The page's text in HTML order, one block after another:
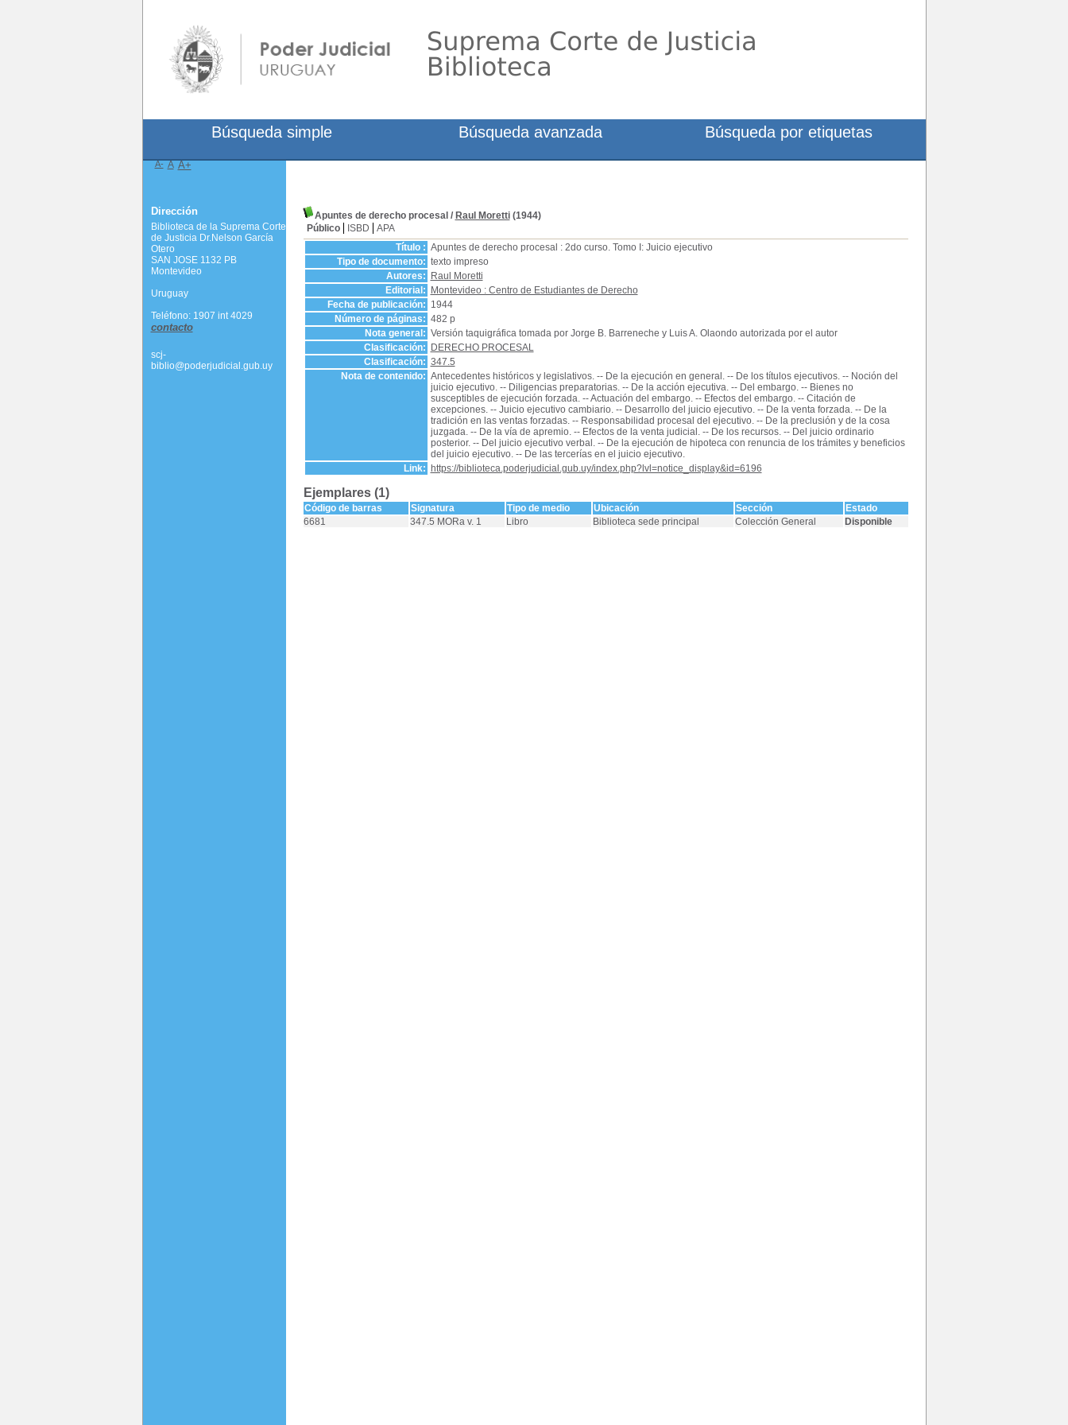
Apuntes de derecho procesal / Raul Moretti(1944)
Público
ISBD
APA
Título : Apuntes de derecho procesal : 2do curso. Tomo I: Juicio ejecutivo
Tipo de documento: texto impreso
Autores:
Raul Moretti
Editorial:
Montevideo : Centro de Estudiantes de Derecho
Fecha de publicación: 1944
Número de páginas: 482 p
Nota general: Versión taquigráfica tomada por Jorge B. Barreneche y Luis A. Olaondo autorizada por el autor
Clasificación:
DERECHO PROCESAL
Clasificación: 347.5
Nota de contenido: Antecedentes históricos y legislativos. -- De la ejecución en general. -- De los títulos ejecutivos. -- Noción del
juicio ejecutivo. -- Diligencias preparatorias. -- De la acción ejecutiva. -- Del embargo. -- Bienes no
susceptibles de ejecución forzada. -- Actuación del embargo. -- Efectos del embargo. -- Citación de
excepciones. -- Juicio ejecutivo cambiario. -- Desarrollo del juicio ejecutivo. -- De la venta forzada. -- De la
tradición en las ventas forzadas. -- Responsabilidad procesal del ejecutivo. -- De la preclusión y de la cosa
juzgada. -- De la vía de apremio. -- Efectos de la venta judicial. -- De los recursos. -- Del juicio ordinario
posterior. -- Del juicio ejecutivo verbal. -- De la ejecución de hipoteca con renuncia de los trámites y beneficios
del juicio ejecutivo. -- De las tercerías en el juicio ejecutivo.
Link:
https://biblioteca.poderjudicial.gub.uy/index.php?lvl=notice_display&id=6196
Ejemplares (1)
Código de barras Signatura Tipo de medio Ubicación Sección
Estado
6681
347.5 MORa v. 1 Libro Biblioteca sede principal Colección General Disponible
Búsqueda simple Búsqueda avanzada Búsqueda por etiquetas
A- A A+
Dirección
Biblioteca de la Suprema Corte
de Justicia Dr.Nelson García
Otero
SAN JOSE 1132 PB
Montevideo
Uruguay
Teléfono: 1907 int 4029
contacto
scj-
biblio@poderjudicial.gub.uy